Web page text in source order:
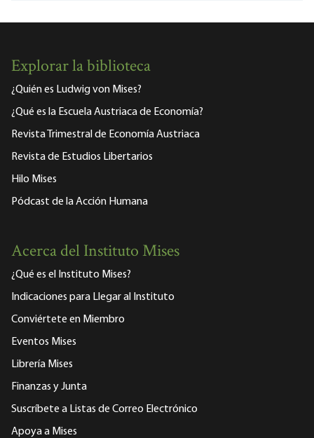
Explorar la biblioteca
¿Quién es Ludwig von Mises?
¿Qué es la Escuela Austriaca de Economía?
Revista Trimestral de Economía Austriaca
Revista de Estudios Libertarios
Hilo Mises
Pódcast de la Acción Humana
Acerca del Instituto Mises
¿Qué es el Instituto Mises?
Indicaciones para Llegar al Instituto
Conviértete en Miembro
Eventos Mises
Librería Mises
Finanzas y Junta
Suscríbete a Listas de Correo Electrónico
Apoya a Mises